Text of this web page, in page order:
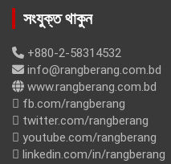
সংযুক্ত থাকুন
+880-2-58314532
info@rangberang.com.bd
www.rangberang.com.bd
fb.com/rangberang
twitter.com/rangberang
youtube.com/rangberang
linkedin.com/in/rangberang